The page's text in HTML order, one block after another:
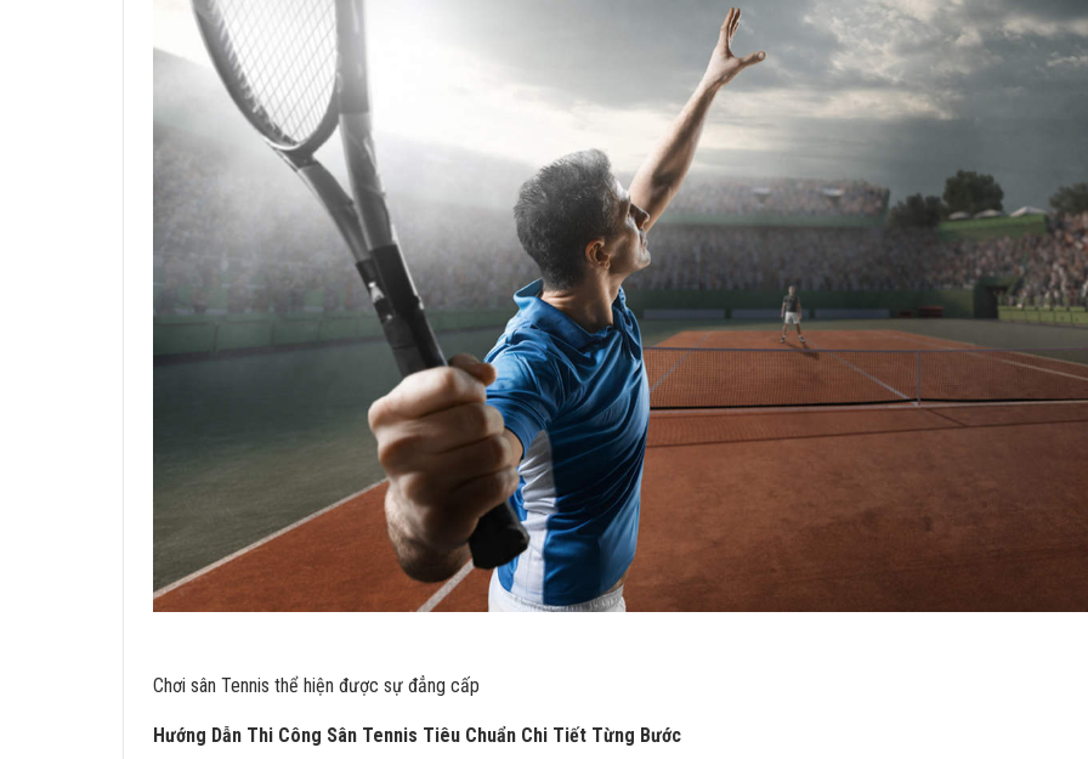
Chơi sân Tennis thể hiện được sự đẳng cấp
Hướng Dẫn Thi Công Sân Tennis Tiêu Chuẩn Chi Tiết Từng Bước